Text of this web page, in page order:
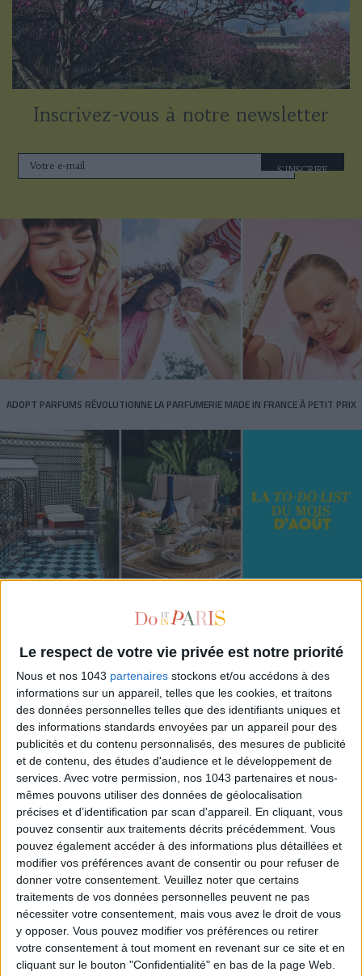
Le respect de votre vie privée est notre priorité
Nous et nos 1043 partenaires stockons et/ou accédons à des
informations sur un appareil, telles que les cookies, et traitons
des données personnelles telles que des identifiants uniques et
des informations standards envoyées par un appareil pour des
publicités et du contenu personnalisés, des mesures de publicité
et de contenu, des études d'audience et le développement de
services. Avec votre permission, nos 1043 partenaires et nous-
mêmes pouvons utiliser des données de géolocalisation
précises et d’identification par scan d'appareil. En cliquant, vous
pouvez consentir aux traitements décrits précédemment. Vous
pouvez également accéder à des informations plus détaillées et
modifier vos préférences avant de consentir ou pour refuser de
donner votre consentement. Veuillez noter que certains
traitements de vos données personnelles peuvent ne pas
nécessiter votre consentement, mais vous avez le droit de vous
y opposer. Vous pouvez modifier vos préférences ou retirer
votre consentement à tout moment en revenant sur ce site et en
cliquant sur le bouton "Confidentialité" en bas de la page Web.
Inscrivez-vous à notre newsletter
S'INSCRIRE
ADOPT PARFUMS RÉVOLUTIONNE LA PARFUMERIE MADE IN FRANCE À PETIT PRIX
TOUT CE QUE VOUS DEVEZ FAIRE À PARIS EN AOÛT
LES SPF 50 QUI DONNENT ENVIE DE SE TARTINER